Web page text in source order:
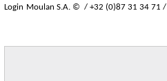
Login Moulan S.A. © / +32 (0)87 31 34 71 /